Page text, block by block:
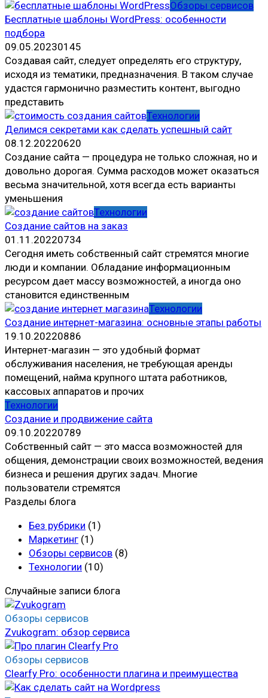
Обзоры сервисов
Бесплатные шаблоны WordPress: особенности
подбора
09.05.20230145
Создавая сайт, следует определять его структуру,
исходя из тематики, предназначения. В таком случае
удастся гармонично разместить контент, выгодно
представить
Технологии
Делимся секретами как сделать успешный сайт
08.12.20220620
Создание сайта — процедура не только сложная, но и
довольно дорогая. Сумма расходов может оказаться
весьма значительной, хотя всегда есть варианты
уменьшения
Технологии
Создание сайтов на заказ
01.11.20220734
Сегодня иметь собственный сайт стремятся многие
люди и компании. Обладание информационным
ресурсом дает массу возможностей, а иногда оно
становится единственным
Технологии
Создание интернет-магазина: основные этапы работы
19.10.20220886
Интернет-магазин — это удобный формат
обслуживания населения, не требующая аренды
помещений, найма крупного штата работников,
кассовых аппаратов и прочих
Технологии
Создание и продвижение сайта
09.10.20220789
Собственный сайт — это масса возможностей для
общения, демонстрации своих возможностей, ведения
бизнеса и решения других задач. Многие
пользователи стремятся
Разделы блога
Без рубрики (1)
Маркетинг (1)
Обзоры сервисов (8)
Технологии (10)
Случайные записи блога
Обзоры сервисов
Zvukogram: обзор сервиса
Обзоры сервисов
Clearfy Pro: особенности плагина и преимущества